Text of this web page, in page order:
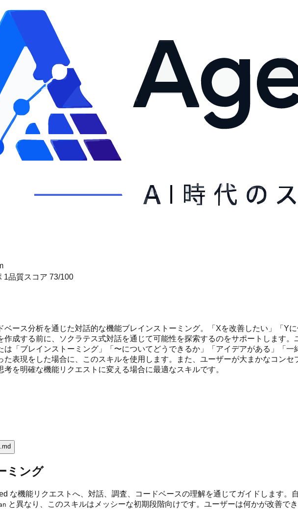
1品質スコア 73/100
ベース分析を通じた対話的な機能ブレインストーミング。「Xを改善したい」「Y
作成する前に、ソクラテス式対話を通じて可能性を探索するのをサポートします
は「ブレインストーミング」「〜についてどうできるか」「アイデアがある」「
た表現をした場合に、このスキルを使用します。また、ユーザーが大まかなコン
を明確な機能リクエストに変える場合に最適なスキルです。
ミング
な機能リクエストへ、対話、調査、コードベースの理解を通じてガイドします。
と異なり、このスキルはメッシーな初期段階向けです。ユーザーは何かが改善で